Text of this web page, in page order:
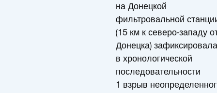
на Донецкой
фильтровальной
(15 км к северо-западу
Донецка) зафиксировала
в хронологической
последовательности
1 взрыв